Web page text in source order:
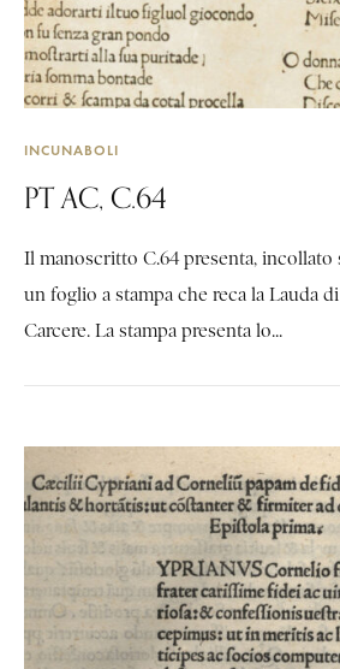
INCUNABOLI
PT AC, C.64
Il manoscritto C.64 presenta,
un foglio a stampa che reca la Lauda
Carcere. La stampa presenta lo...